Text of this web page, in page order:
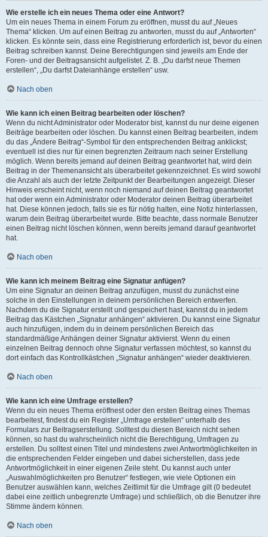
Wie erstelle ich ein neues Thema oder eine Antwort?
Um ein neues Thema in einem Forum zu eröffnen, musst du auf „Neues
Thema“ klicken. Um auf einen Beitrag zu antworten, musst du auf „Antworten“
klicken. Es könnte sein, dass eine Registrierung erforderlich ist, bevor du einen
Beitrag schreiben kannst. Deine Berechtigungen sind jeweils am Ende der
Foren- und der Beitragsansicht aufgelistet. Z. B. „Du darfst neue Themen
erstellen“, „Du darfst Dateianhänge erstellen“ usw.
Nach oben
Wie kann ich einen Beitrag bearbeiten oder löschen?
Wenn du nicht Administrator oder Moderator bist, kannst du nur deine eigenen
Beiträge bearbeiten oder löschen. Du kannst einen Beitrag bearbeiten, indem
du das „Ändere Beitrag“-Symbol für den entsprechenden Beitrag anklickst;
eventuell ist dies nur für einen begrenzten Zeitraum nach seiner Erstellung
möglich. Wenn bereits jemand auf deinen Beitrag geantwortet hat, wird dein
Beitrag in der Themenansicht als überarbeitet gekennzeichnet. Es wird sowohl
die Anzahl als auch der letzte Zeitpunkt der Bearbeitungen angezeigt. Dieser
Hinweis erscheint nicht, wenn noch niemand auf deinen Beitrag geantwortet
hat oder wenn ein Administrator oder Moderator deinen Beitrag überarbeitet
hat. Diese können jedoch, falls sie es für nötig halten, eine Notiz hinterlassen,
warum dein Beitrag überarbeitet wurde. Bitte beachte, dass normale Benutzer
einen Beitrag nicht löschen können, wenn bereits jemand darauf geantwortet
hat.
Nach oben
Wie kann ich meinem Beitrag eine Signatur anfügen?
Um eine Signatur an deinen Beitrag anzufügen, musst du zunächst eine
solche in den Einstellungen in deinem persönlichen Bereich entwerfen.
Nachdem du die Signatur erstellt und gespeichert hast, kannst du in jedem
Beitrag das Kästchen „Signatur anhängen“ aktivieren. Du kannst eine Signatur
auch hinzufügen, indem du in deinem persönlichen Bereich das
standardmäßige Anhängen deiner Signatur aktivierst. Wenn du einen
einzelnen Beitrag dennoch ohne Signatur verfassen möchtest, so kannst du
dort einfach das Kontrollkästchen „Signatur anhängen“ wieder deaktivieren.
Nach oben
Wie kann ich eine Umfrage erstellen?
Wenn du ein neues Thema eröffnest oder den ersten Beitrag eines Themas
bearbeitest, findest du ein Register „Umfrage erstellen“ unterhalb des
Formulars zur Beitragserstellung. Solltest du diesen Bereich nicht sehen
können, so hast du wahrscheinlich nicht die Berechtigung, Umfragen zu
erstellen. Du solltest einen Titel und mindestens zwei Antwortmöglichkeiten in
die entsprechenden Felder eingeben und dabei sicherstellen, dass jede
Antwortmöglichkeit in einer eigenen Zeile steht. Du kannst auch unter
„Auswahlmöglichkeiten pro Benutzer“ festlegen, wie viele Optionen ein
Benutzer auswählen kann, welches Zeitlimit für die Umfrage gilt (0 bedeutet
dabei eine zeitlich unbegrenzte Umfrage) und schließlich, ob die Benutzer ihre
Stimme ändern können.
Nach oben